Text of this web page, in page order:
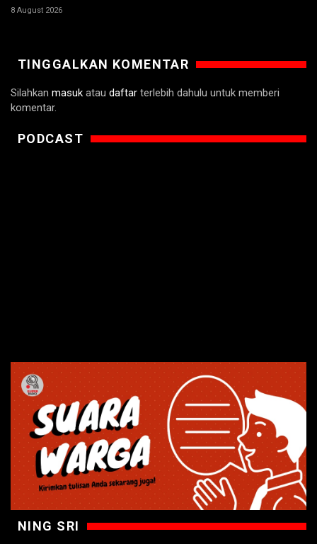
8 August 2026
TINGGALKAN KOMENTAR
Silahkan masuk atau daftar terlebih dahulu untuk memberi
komentar.
PODCAST
NING SRI